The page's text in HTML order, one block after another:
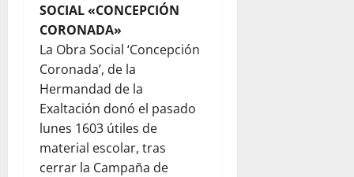
SOCIAL «CONCEPCIÓN
CORONADA»
La Obra Social ‘Concepción
Coronada’, de la
Hermandad de la
Exaltación donó el pasado
lunes 1603 útiles de
material escolar, tras
cerrar la Campaña de